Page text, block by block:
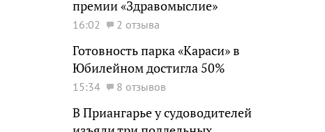
премии «Здравомыслие»
16:02 2 отзыва
Готовность парка «Караси» в
Юбилейном достигла 50%
15:34 8 отзывов
В Приангарье у судоводителей